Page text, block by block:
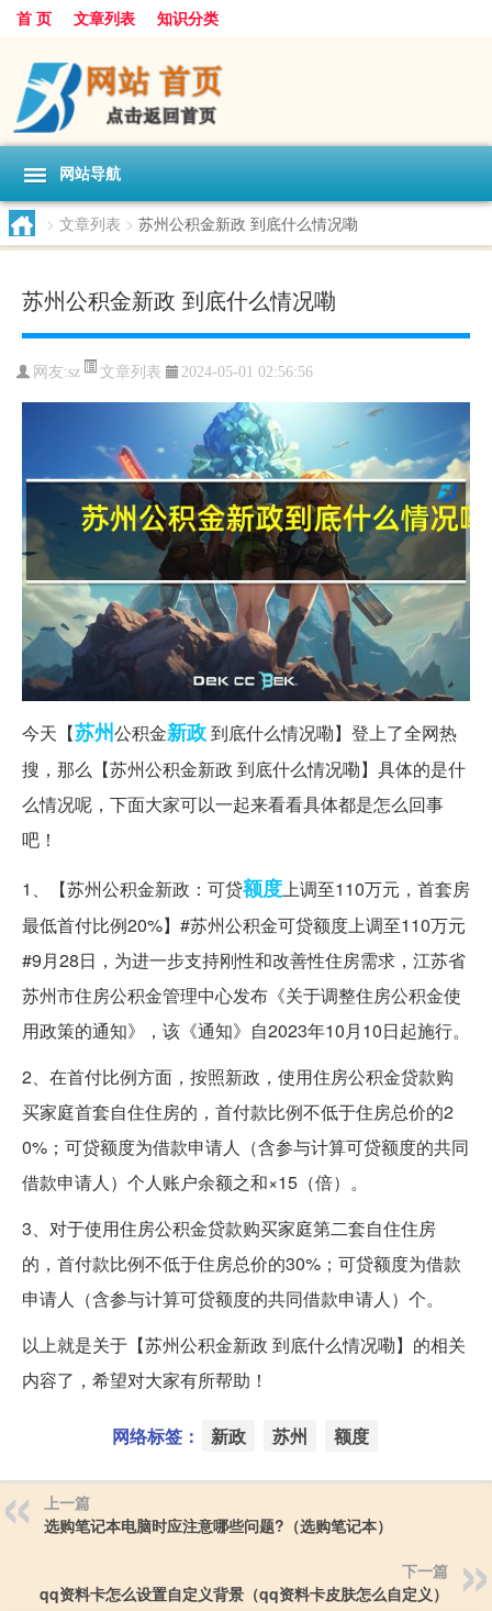
首 页 文章列表 知识分类
网站导航
> 文章列表 > 苏州公积金新政 到底什么情况嘞
苏州公积金新政 到底什么情况嘞
网友:sz 文章列表 2024-05-01 02:56:56
今天【苏州公积金新政到底什么情况嘞】登上了全网热
搜，那么【苏州公积金新政 到底什么情况嘞】具体的是什
么情况呢，下面大家可以一起来看看具体都是怎么回事
吧！
1、【苏州公积金新政：可贷额度上调至110万元，首套房
最低首付比例20%】#苏州公积金可贷额度上调至110万元
#9月28日，为进一步支持刚性和改善性住房需求，江苏省
苏州市住房公积金管理中心发布《关于调整住房公积金使
用政策的通知》，该《通知》自2023年10月10日起施行。
2、在首付比例方面，按照新政，使用住房公积金贷款购
买家庭首套自住住房的，首付款比例不低于住房总价的2
0%；可贷额度为借款申请人（含参与计算可贷额度的共同
借款申请人）个人账户余额之和×15（倍）。
3、对于使用住房公积金贷款购买家庭第二套自住住房
的，首付款比例不低于住房总价的30%；可贷额度为借款
申请人（含参与计算可贷额度的共同借款申请人）个。
以上就是关于【苏州公积金新政 到底什么情况嘞】的相关
内容了，希望对大家有所帮助！
网络标签： 新政 苏州 额度
上一篇
选购笔记本电脑时应注意哪些问题?（选购笔记本）
下一篇
qq资料卡怎么设置自定义背景（qq资料卡皮肤怎么自定义）